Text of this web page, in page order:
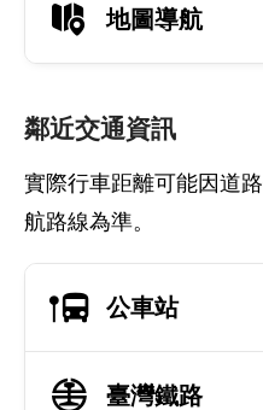
地圖導航
鄰近交通資訊
實際行車距離可能因道
航路線為準。
公車站
臺灣鐵路